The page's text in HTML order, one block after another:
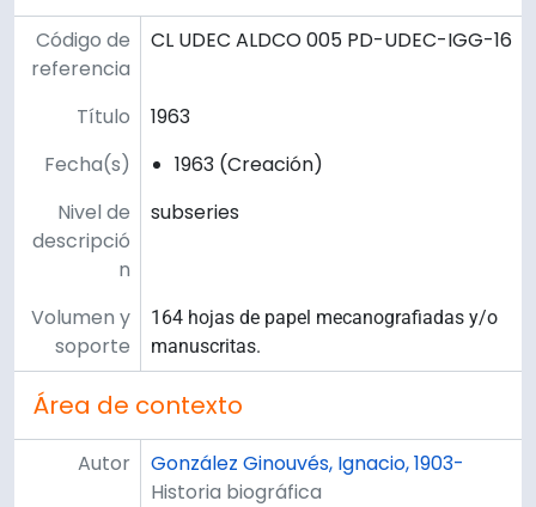
Código de
referencia
CL UDEC ALDCO 005 PD-UDEC-IGG-16
Título
1963
Fecha(s)
1963 (Creación)
Nivel de
descripció
n
subseries
Volumen y
soporte
164 hojas de papel mecanografiadas y/o
manuscritas.
Área de contexto
Autor
González Ginouvés, Ignacio, 1903-
Historia biográfica